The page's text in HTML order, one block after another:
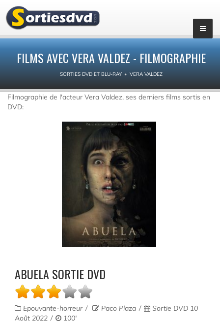
FILMS AVEC VERA VALDEZ - FILMOGRAPHIE
SORTIES DVD ET BLU-RAY VERA VALDEZ
Filmographie de l'acteur Vera Valdez, ses derniers films sortis en
DVD:
ABUELA SORTIE DVD
Epouvante-horreur Paco Plaza
Sortie DVD 10
Août 2022
100'